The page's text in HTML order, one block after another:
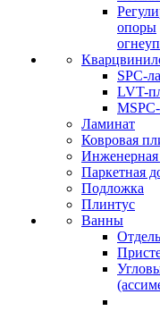
опоры
SPC-
LVT-
Ламинат
Ковровая
Инженерная
Паркетная
Подложка
Плинтус
Ванны